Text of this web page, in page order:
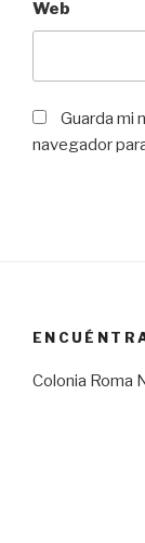
Web
Guarda mi
navegador
Colonia Roma